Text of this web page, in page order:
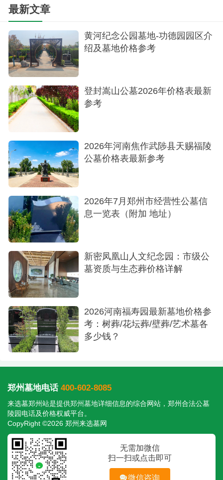
陵园文化
郑州不错墓地共同优势
均为郑州市民政局审批的合法公墓，手续齐全
有保障
环境优美，管理规范，服务专业
提供多种安葬形式，满足不同需求
价格透明，无隐形消费
郑州这几家优质公墓在环境、服务和价格方面
都达到了良好平衡，市民可根据自身需求做出最适
合的选择。陵园均有免费接送看墓服务，具体咨询
热线预约。
最新文章
黄河纪念公园墓地-功德园园区介
绍及墓地价格参考
登封嵩山公墓2026年价格表最新
参考
2026年河南焦作武陟县天赐福陵
公墓价格表最新参考
2026年7月郑州市经营性公墓信
息一览表（附加 地址）
新密凤凰山人文纪念园：市级公
墓资质与生态葬价格详解
2026河南福寿园最新墓地价格参
考：树葬/花坛葬/壁葬/艺术墓各
多少钱？
郑州墓地电话 400-602-8085
来选墓郑州站是提供郑州墓地详细信息的综合网站，郑州合法公墓
陵园电话及价格权威平台。
CopyRight ©2026 郑州来选墓网
无需加微信
扫一扫或点击即可
微信咨询